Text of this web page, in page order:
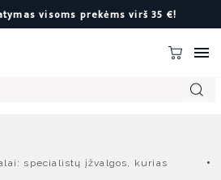
visoms prekėms virš 35 €!

specialistų įžvalgos, kurias